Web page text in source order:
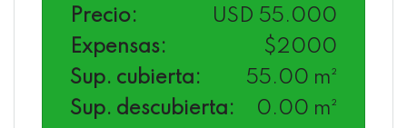
Precio:
USD 55.000
Expensas:
$2000
Sup. cubierta:
55.00 m²
Sup. descubierta:
0.00 m²